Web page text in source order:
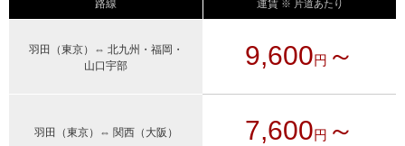
路線 運賃※ 片道あたり
羽田（東京）⇔ 北九州・福岡・
山口宇部
9,600円 ～
羽田（東京）⇔ 関西（大阪） 7,600円 ～